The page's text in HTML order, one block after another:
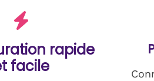
rapide
facile